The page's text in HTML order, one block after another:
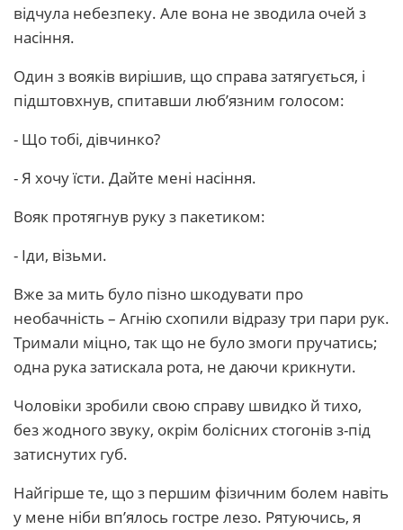
відчула небезпеку. Але вона не зводила очей з
насіння.
Один з вояків вирішив, що справа затягується, і
підштовхнув, спитавши люб’язним голосом:
- Що тобі, дівчинко?
- Я хочу їсти. Дайте мені насіння.
Вояк протягнув руку з пакетиком:
- Іди, візьми.
Вже за мить було пізно шкодувати про
необачність – Агнію схопили відразу три пари рук.
Тримали міцно, так що не було змоги пручатись;
одна рука затискала рота, не даючи крикнути.
Чоловіки зробили свою справу швидко й тихо,
без жодного звуку, окрім болісних стогонів з-під
затиснутих губ.
Найгірше те, що з першим фізичним болем навіть
у мене ніби вп’ялось гостре лезо. Рятуючись, я